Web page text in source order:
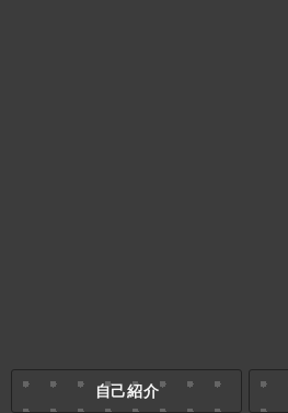
自己紹介